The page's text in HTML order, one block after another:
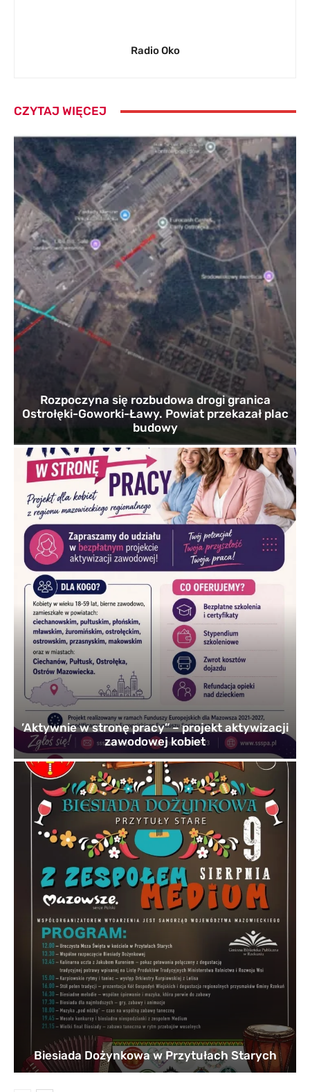
Radio Oko
CZYTAJ WIĘCEJ
Rozpoczyna się rozbudowa drogi granica
Ostrołęki-Goworki-Ławy. Powiat przekazał plac
budowy
’Aktywnie w stronę pracy” – projekt aktywizacji
zawodowej kobiet
Biesiada Dożynkowa w Przytułach Starych